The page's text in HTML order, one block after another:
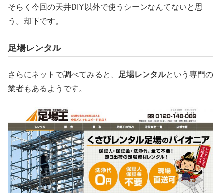
そらく今回の天井DIY以外で使うシーンなんてないと思
う。却下です。
足場レンタル
さらにネットで調べてみると、 足場レンタルという専門の
業者もあるようです。